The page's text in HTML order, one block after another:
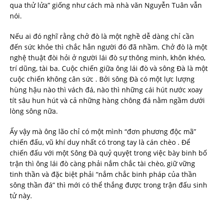
qua thử lửa” giống như cách mà nhà văn Nguyễn Tuân vẫn
nói.
Nếu ai đó nghĩ rằng chở đò là một nghề dễ dàng chỉ cần
đến sức khỏe thì chắc hẳn người đó đã nhầm. Chở đò là một
nghệ thuật đòi hỏi ở người lái đò sự thông minh, khôn khéo,
trí dũng, tài ba. Cuộc chiến giữa ông lái đò và sông Đà là một
cuộc chiến không cân sức . Bởi sông Đà có một lực lượng
hùng hậu nào thì vách đá, nào thì những cái hút nước xoay
tít sâu hun hút và cả những hàng chông đá nằm ngầm dưới
lòng sông nữa.
Ấy vậy mà ông lão chỉ có một mình “đơn phương độc mã”
chiến đấu, vũ khí duy nhất có trong tay là cán chèo . Để
chiến đấu với một Sông Đà quỷ quyệt trong việc bày binh bố
trận thì ông lái đò càng phải nắm chắc tài chèo, giữ vững
tinh thần và đặc biệt phải “nắm chắc binh pháp của thần
sông thần đá” thì mới có thể thắng được trong trận đấu sinh
tử này.